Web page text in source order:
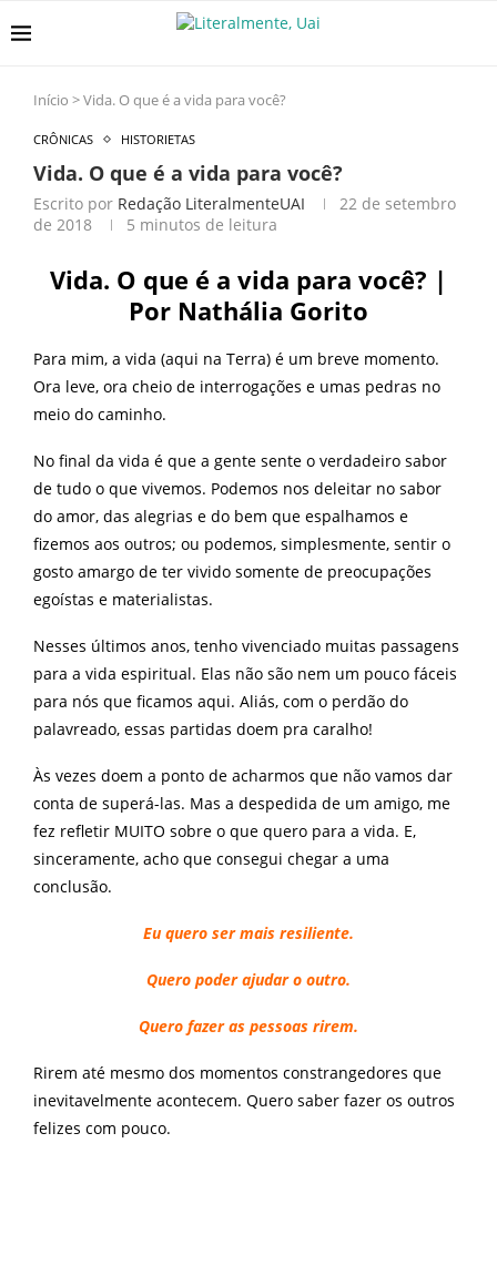
Início >Vida. O que é a vida para você?
CRÔNICAS HISTORIETAS
Vida. O que é a vida para você?
Escrito por Redação LiteralmenteUAI
22 de setembro
de 2018
5 minutos de leitura
Vida. O que é a vida para você? |
Por Nathália Gorito
Para mim, a vida (aqui na Terra) é um breve momento.
Ora leve, ora cheio de interrogações e umas pedras no
meio do caminho.
No final da vida é que a gente sente o verdadeiro sabor
de tudo o que vivemos. Podemos nos deleitar no sabor
do amor, das alegrias e do bem que espalhamos e
fizemos aos outros; ou podemos, simplesmente, sentir o
gosto amargo de ter vivido somente de preocupações
egoístas e materialistas.
Nesses últimos anos, tenho vivenciado muitas passagens
para a vida espiritual. Elas não são nem um pouco fáceis
para nós que ficamos aqui. Aliás, com o perdão do
palavreado, essas partidas doem pra caralho!
Às vezes doem a ponto de acharmos que não vamos dar
conta de superá-las. Mas a despedida de um amigo, me
fez refletir MUITO sobre o que quero para a vida. E,
sinceramente, acho que consegui chegar a uma
conclusão.
Eu quero ser mais resiliente.
Quero poder ajudar o outro.
Quero fazer as pessoas rirem.
Rirem até mesmo dos momentos constrangedores que
inevitavelmente acontecem. Quero saber fazer os outros
felizes com pouco.